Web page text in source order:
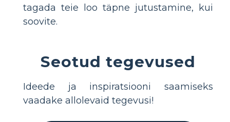
tagada teie loo täpne jutustamine, kui
soovite.
Seotud tegevused
Ideede ja inspiratsiooni saamiseks
vaadake allolevaid tegevusi!